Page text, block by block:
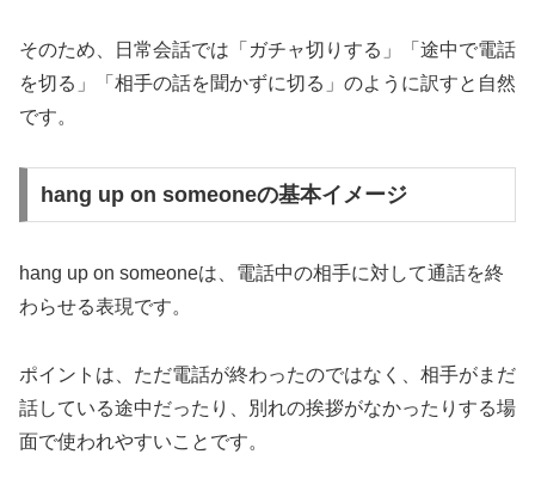
そのため、日常会話では「ガチャ切りする」「途中で電話
を切る」「相手の話を聞かずに切る」のように訳すと自然
です。
hang up on someoneの基本イメージ
hang up on someoneは、電話中の相手に対して通話を終
わらせる表現です。
ポイントは、ただ電話が終わったのではなく、相手がまだ
話している途中だったり、別れの挨拶がなかったりする場
面で使われやすいことです。